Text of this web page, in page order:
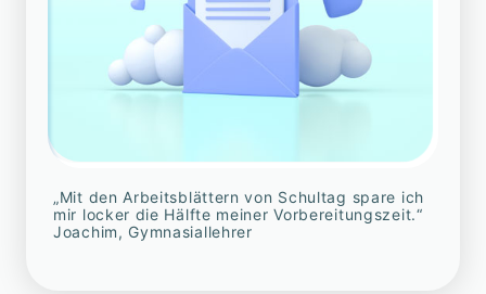
„Mit den Arbeitsblättern von Schultag spare ich
mir locker die Hälfte meiner Vorbereitungszeit.“
Joachim, Gymnasiallehrer